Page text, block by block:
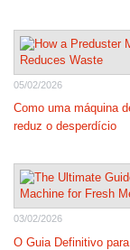
05/02/2026
Como uma máquina
reduz o desperdício
03/02/2026
O Guia Definitivo